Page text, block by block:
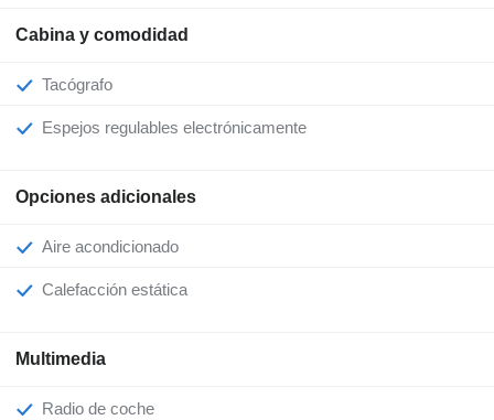
Cabina y comodidad
Tacógrafo
Espejos regulables electrónicamente
Opciones adicionales
Aire acondicionado
Calefacción estática
Multimedia
Radio de coche